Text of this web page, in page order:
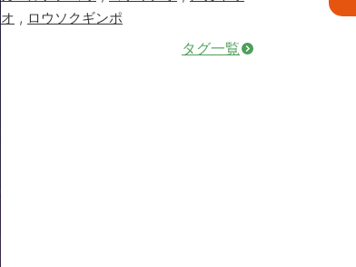
オ , ロウソクギンポ
タグ一覧